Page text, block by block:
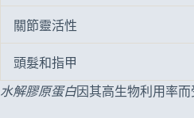
關節靈活性
頭髮和指甲
水解膠原蛋白因其高生物利用率